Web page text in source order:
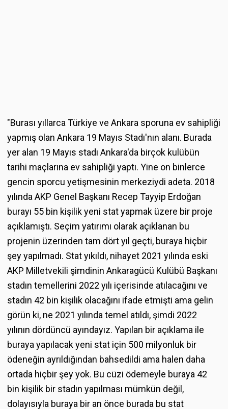
"Burası yıllarca Türkiye ve Ankara sporuna ev sahipliği
yapmış olan Ankara 19 Mayıs Stadı'nın alanı. Burada
yer alan 19 Mayıs stadı Ankara'da birçok kulübün
tarihi maçlarına ev sahipliği yaptı. Yine on binlerce
gencin sporcu yetişmesinin merkeziydi adeta. 2018
yılında AKP Genel Başkanı Recep Tayyip Erdoğan
burayı 55 bin kişilik yeni stat yapmak üzere bir proje
açıklamıştı. Seçim yatırımı olarak açıklanan bu
projenin üzerinden tam dört yıl geçti, buraya hiçbir
şey yapılmadı. Stat yıkıldı, nihayet 2021 yılında eski
AKP Milletvekili şimdinin Ankaragücü Kulübü Başkanı
stadın temellerini 2022 yılı içerisinde atılacağını ve
stadın 42 bin kişilik olacağını ifade etmişti ama gelin
görün ki, ne 2021 yılında temel atıldı, şimdi 2022
yılının dördüncü ayındayız. Yapılan bir açıklama ile
buraya yapılacak yeni stat için 500 milyonluk bir
ödeneğin ayrıldığından bahsedildi ama halen daha
ortada hiçbir şey yok. Bu cüzi ödemeyle buraya 42
bin kişilik bir stadın yapılması mümkün değil,
dolayısıyla buraya bir an önce burada bu stat